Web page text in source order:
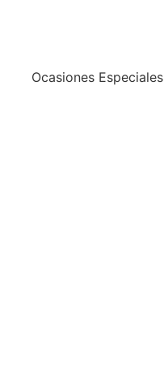
Ocasiones Especiales